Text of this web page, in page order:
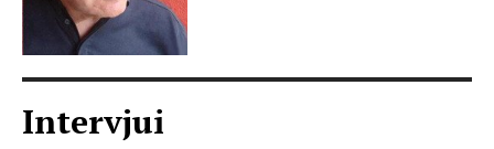
Intervjui